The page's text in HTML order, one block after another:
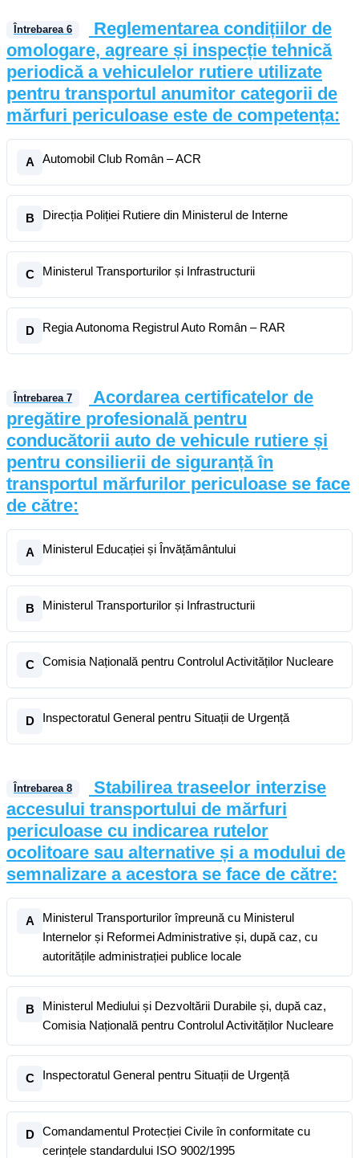
Întrebarea 6
Reglementarea condițiilor de
omologare, agreare și inspecție tehnică
periodică a vehiculelor rutiere utilizate
pentru transportul anumitor categorii de
mărfuri periculoase este de competența:
A Automobil Club Român – ACR
B Direcția Poliției Rutiere din Ministerul de Interne
C Ministerul Transporturilor și Infrastructurii
D Regia Autonoma Registrul Auto Român – RAR
Întrebarea 7
Acordarea certificatelor de
pregătire profesională pentru
conducătorii auto de vehicule rutiere și
pentru consilierii de siguranță în
transportul mărfurilor periculoase se face
de către:
A Ministerul Educației și Învățământului
B Ministerul Transporturilor și Infrastructurii
C Comisia Națională pentru Controlul Activităților Nucleare
D Inspectoratul General pentru Situații de Urgență
Întrebarea 8
Stabilirea traseelor interzise
accesului transportului de mărfuri
periculoase cu indicarea rutelor
ocolitoare sau alternative și a modului de
semnalizare a acestora se face de către:
A
Ministerul Transporturilor împreună cu Ministerul
Internelor și Reformei Administrative și, după caz, cu
autoritățile administrației publice locale
B
Ministerul Mediului și Dezvoltării Durabile și, după caz,
Comisia Națională pentru Controlul Activităților Nucleare
C Inspectoratul General pentru Situații de Urgență
D
Comandamentul Protecției Civile în conformitate cu
cerințele standardului ISO 9002/1995